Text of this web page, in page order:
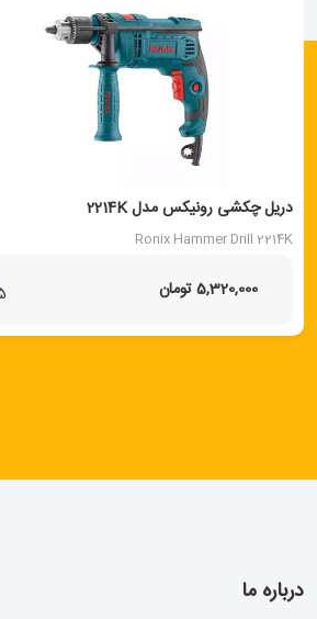
دریل چکشی رونیکس مدل 2214K
Ronix Hammer Drill 2214K
5,320,000 تومان
درباره ما